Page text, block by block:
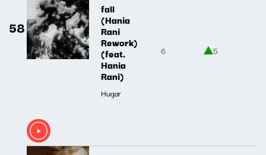
58
fall
(Hania
Rani
Rework)
(feat.
Hania
Rani)
Hugar
6 5